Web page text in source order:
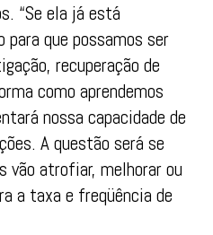
“Se ela já está
para que possamos ser
recuperação de
como aprendemos
nossa capacidade de
A questão será se
vão atrofiar, melhorar ou
a taxa e freqüência de